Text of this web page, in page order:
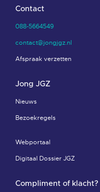
Contact
088-5664549
contact@jongjgz.nl
Afspraak verzetten
Jong JGZ
Nieuws
Bezoekregels
Webportaal
Digitaal Dossier JGZ
Compliment of klacht?